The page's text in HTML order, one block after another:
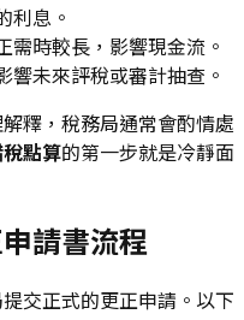
利息。
需時較長，影響現金流。
響未來評稅或審計抽查。
釋，稅務局通常會酌情處
點算的第一步就是冷靜面
請書流程
交正式的更正申請。以下